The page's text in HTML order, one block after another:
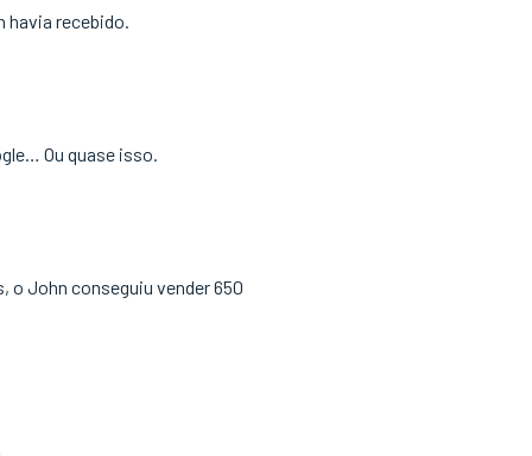
havia recebido.
Ou quase isso.
o John conseguiu vender 650